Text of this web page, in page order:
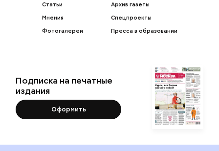
Статьи
Мнения
Фотогалереи
Архив газеты
Спецпроекты
Пресса в образовании
Подписка на печатные
издания
Оформить